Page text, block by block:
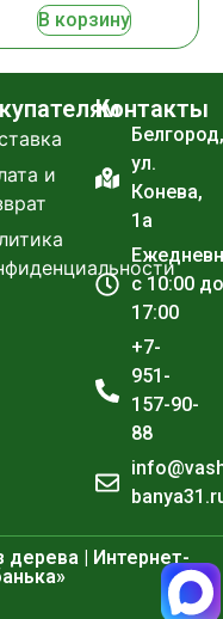
В корзину
и
Контакты
Белгород,
ул.
Конева,
1а
с 10:00 до
17:00
+7-
951-
157-90-
88
дерева | Интернет-